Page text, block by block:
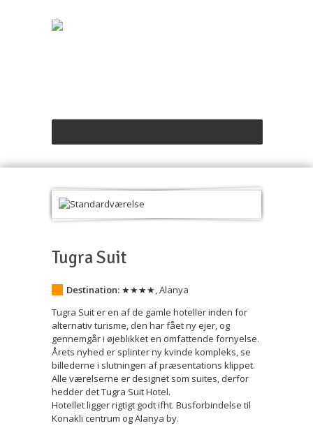
Standardværelse
Tugra Suit
Destination: ★★★★,Alanya
Tugra Suit er en af de gamle hoteller inden for
alternativ turisme, den har fået ny ejer, og
gennemgår i øjeblikket en omfattende fornyelse.
Årets nyhed er splinter ny kvinde kompleks, se
billederne i slutningen af præsentations klippet.
Alle værelserne er designet som suites, derfor
hedder det Tugra Suit Hotel.
Hotellet ligger rigtigt godt ifht. Busforbindelse til
Konakli centrum og Alanya by.